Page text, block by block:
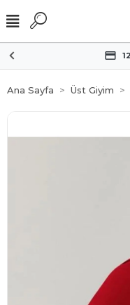
Ana Sayfa Üst Giyim